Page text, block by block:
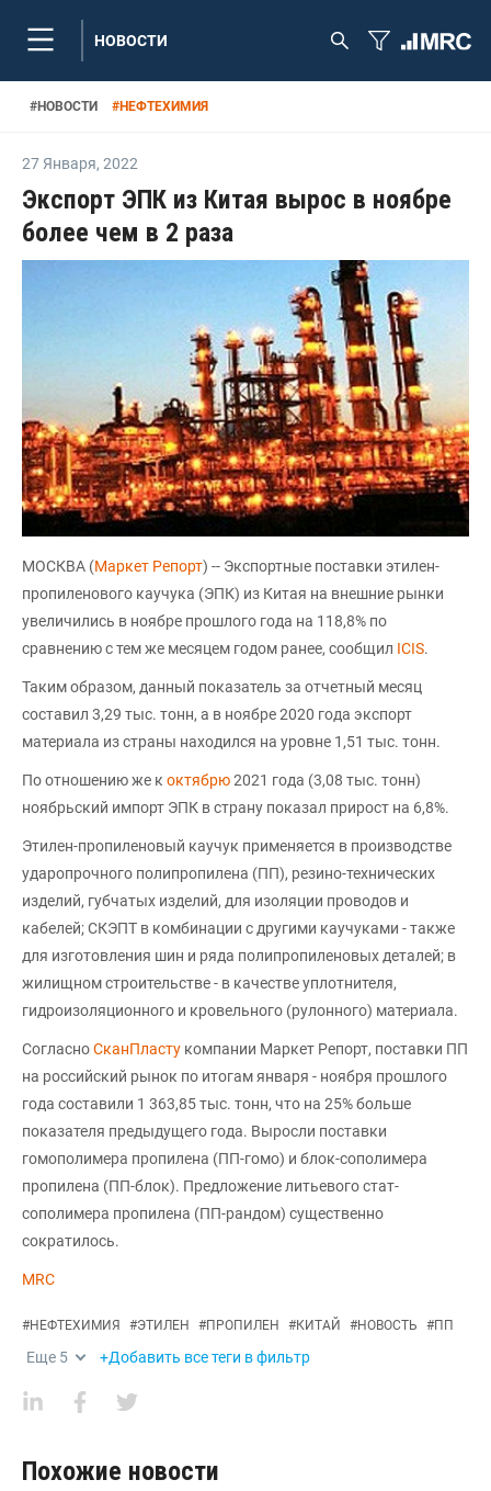
НОВОСТИ
#НОВОСТИ #НЕФТЕХИМИЯ
27 Января, 2022
Экспорт ЭПК из Китая вырос в ноябре
более чем в 2 раза
МОСКВА (Маркет Репорт) -- Экспортные поставки этилен-
пропиленового каучука (ЭПК) из Китая на внешние рынки
увеличились в ноябре прошлого года на 118,8% по
сравнению с тем же месяцем годом ранее, сообщил ICIS.
Таким образом, данный показатель за отчетный месяц
составил 3,29 тыс. тонн, а в ноябре 2020 года экспорт
материала из страны находился на уровне 1,51 тыс. тонн.
По отношению же к октябрю2021 года (3,08 тыс. тонн)
ноябрьский импорт ЭПК в страну показал прирост на 6,8%.
Этилен-пропиленовый каучук применяется в производстве
ударопрочного полипропилена (ПП), резино-технических
изделий, губчатых изделий, для изоляции проводов и
кабелей; СКЭПТ в комбинации с другими каучуками - также
для изготовления шин и ряда полипропиленовых деталей; в
жилищном строительстве - в качестве уплотнителя,
гидроизоляционного и кровельного (рулонного) материала.
СогласноСканПласту компании Маркет Репорт, поставки ПП
на российский рынок по итогам января - ноября прошлого
года составили 1 363,85 тыс. тонн, что на 25% больше
показателя предыдущего года. Выросли поставки
гомополимера пропилена (ПП-гомо) и блок-сополимера
пропилена (ПП-блок). Предложение литьевого стат-
сополимера пропилена (ПП-рандом) существенно
сократилось.
MRC
#НЕФТЕХИМИЯ #ЭТИЛЕН #ПРОПИЛЕН #КИТАЙ #НОВОСТЬ #ПП
Еще 5 +Добавить все теги в фильтр
Похожие новости